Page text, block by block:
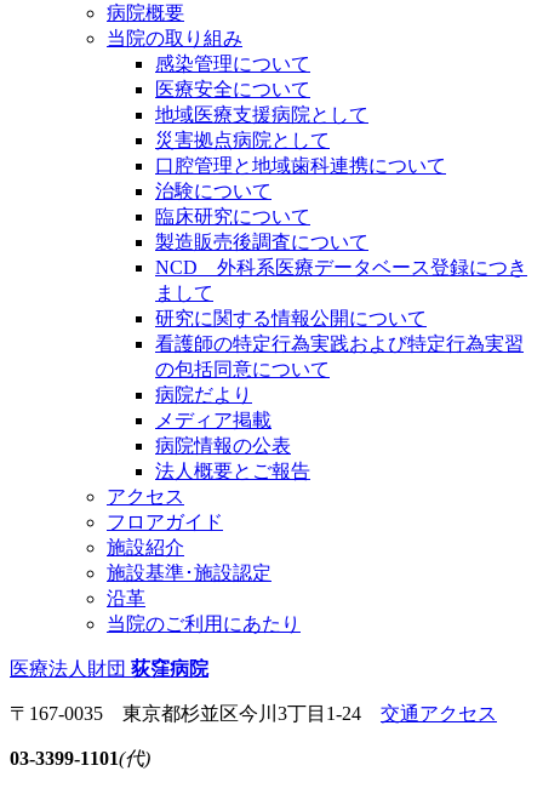
病院概要
当院の取り組み
感染管理について
医療安全について
地域医療支援病院として
災害拠点病院として
口腔管理と地域歯科連携について
治験について
臨床研究について
製造販売後調査について
NCD 外科系医療データベース登録につき
まして
研究に関する情報公開について
看護師の特定行為実践および特定行為実習
の包括同意について
病院だより
メディア掲載
病院情報の公表
法人概要とご報告
アクセス
フロアガイド
施設紹介
施設基準･施設認定
沿革
当院のご利用にあたり
医療法人財団 荻窪病院
〒167-0035 東京都杉並区今川3丁目1-24 交通アクセス
03-3399-1101(代)